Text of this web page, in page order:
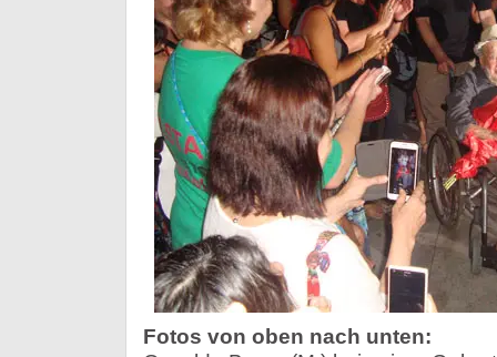
Fotos von oben nach unten: